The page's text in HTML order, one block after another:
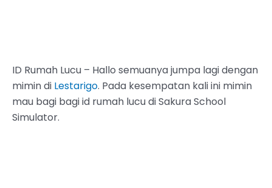
ID Rumah Lucu – Hallo semuanya jumpa lagi dengan
mimin di Lestarigo. Pada kesempatan kali ini mimin
mau bagi bagi id rumah lucu di Sakura School
Simulator.